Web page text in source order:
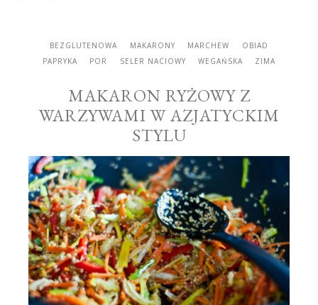
BEZGLUTENOWA MAKARONY MARCHEW
OBIAD
PAPRYKA
POR SELER NACIOWY WEGAŃSKA ZIMA
MAKARON RYŻOWY Z
WARZYWAMI W AZJATYCKIM
STYLU